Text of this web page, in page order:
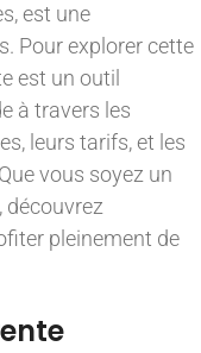
est une
Pour explorer cette
est un outil
à travers les
leurs tarifs, et les
vous soyez un
découvrez
pleinement de